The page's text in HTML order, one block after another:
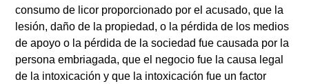
consumo de licor proporcionado por el acusado, que la
lesión, daño de la propiedad, o la pérdida de los medios
de apoyo o la pérdida de la sociedad fue causada por la
persona embriagada, que el negocio fue la causa legal
de la intoxicación y que la intoxicación fue un factor